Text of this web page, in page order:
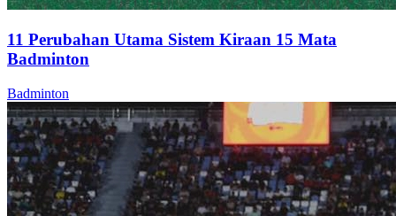
11 Perubahan Utama Sistem Kiraan 15 Mata
Badminton
Badminton